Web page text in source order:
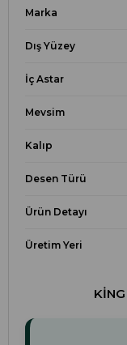
Marka
Dış Yüzey
İç Astar
Mevsim
Kalıp
Desen Türü
Ürün Detayı
Üretim Yeri